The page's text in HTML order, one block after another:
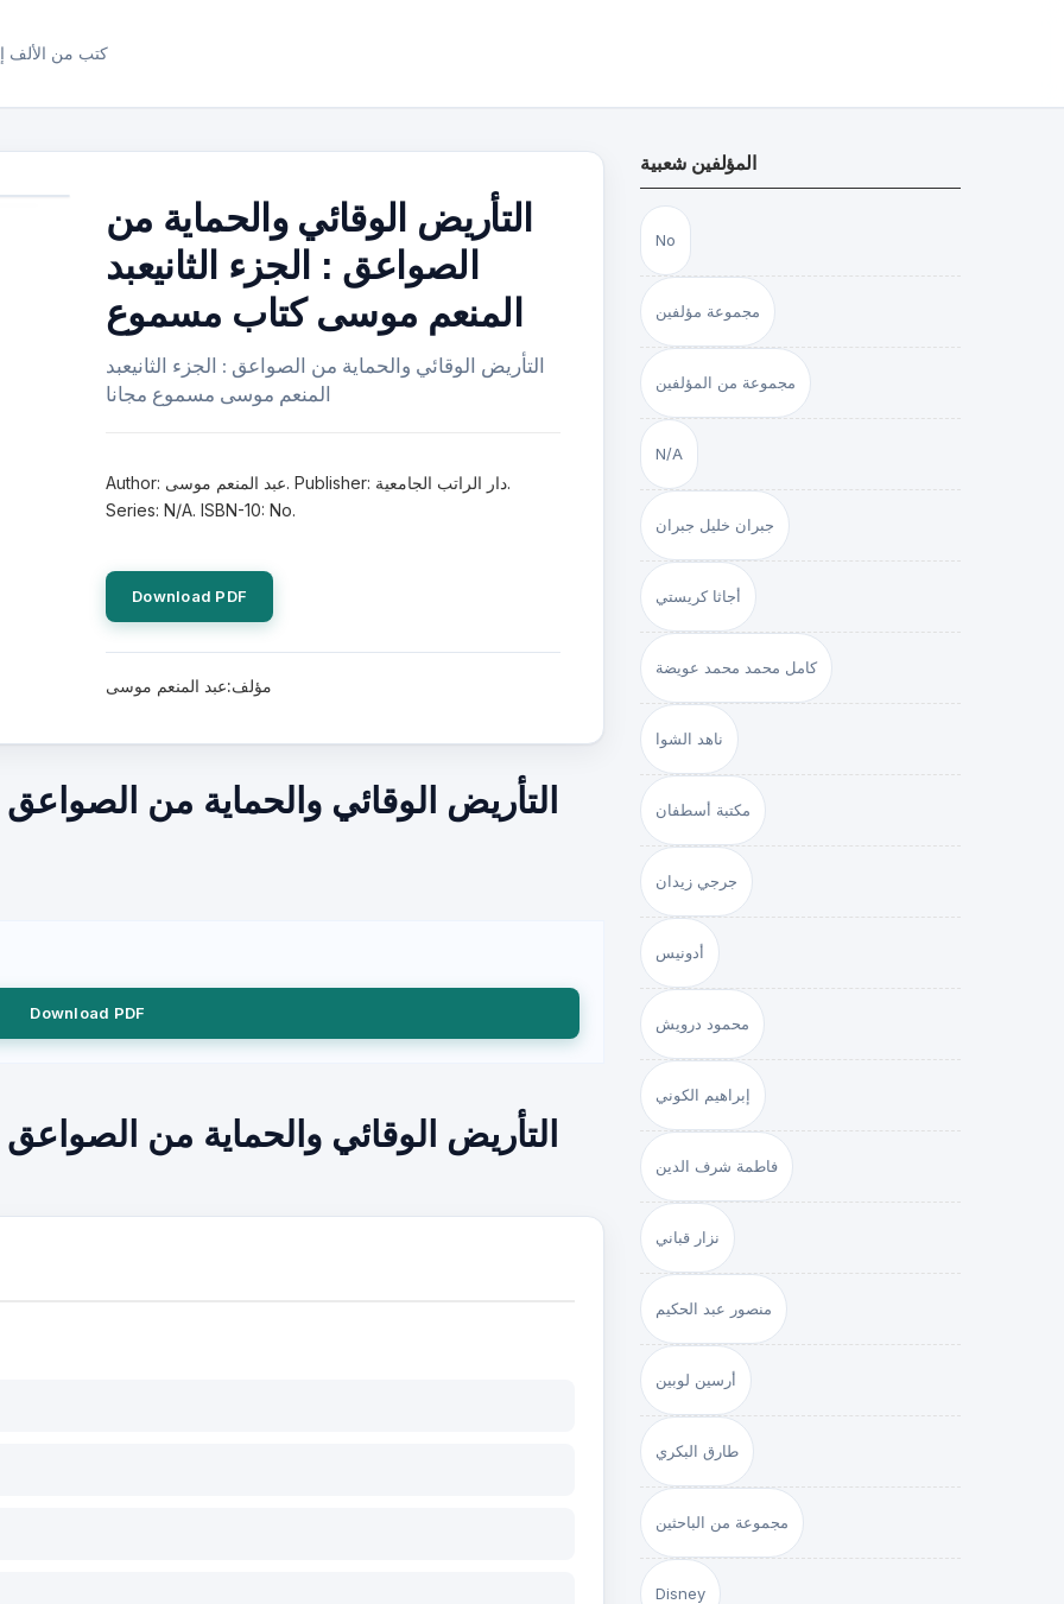
كتب من الألف
التأريض الوقائي والحماية من
الصواعق : الجزء الثانيعبد
المنعم موسى كتاب مسموع
التأريض الوقائي والحماية من الصواعق : الجزء الثانيعبد
المنعم موسى مسموع مجانا
Author: عبد المنعم موسى. Publisher: دار الراتب الجامعية.
Series: N/A. ISBN-10: No.
Download PDF
مؤلف:عبد المنعم موسى
التأريض الوقائي والحماية من
Download PDF
التأريض الوقائي والحماية من
المؤلفين شعبية
No
مجموعة مؤلفين
مجموعة من المؤلفين
N/A
جبران خليل جبران
أجاثا كريستي
كامل محمد محمد عويضة
ناهد الشوا
مكتبة أسطفان
جرجي زيدان
أدونيس
محمود درويش
إبراهيم الكوني
فاطمة شرف الدين
نزار قباني
منصور عبد الحكيم
أرسين لوبين
طارق البكري
مجموعة من الباحثين
Disney